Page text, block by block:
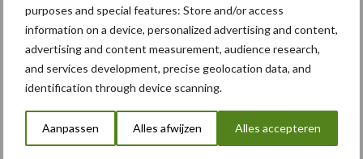
purposes and special features: Store and/or access
information on a device, personalized advertising and content,
advertising and content measurement, audience research,
and services development, precise geolocation data, and
identification through device scanning.
Aanpassen Alles afwijzen Alles accepteren
5 aug
Albourgh Tyres breidt uit naar
nieuwe marktsegmenten
5 aug
Caterpillar breidt gamma
elektrische bulldozers uit